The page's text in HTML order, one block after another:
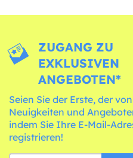
ZUGANG ZU
EXKLUSIVEN
ANGEBOTEN*
Seien Sie der Erste, der von
Neuigkeiten und
indem Sie Ihre E-Mail-
registrieren!